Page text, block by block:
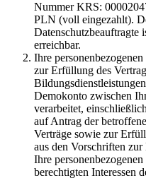
Nummer KRS:
PLN (voll eingezahlt).
Datenschutzbeauftragte
erreichbar.
Ihre
zur Erfüllung des
Demokonto zwischen
verarbeitet,
auf Antrag der
Verträge sowie zur
aus den Vorschriften
Ihre
berechtigten Interessen